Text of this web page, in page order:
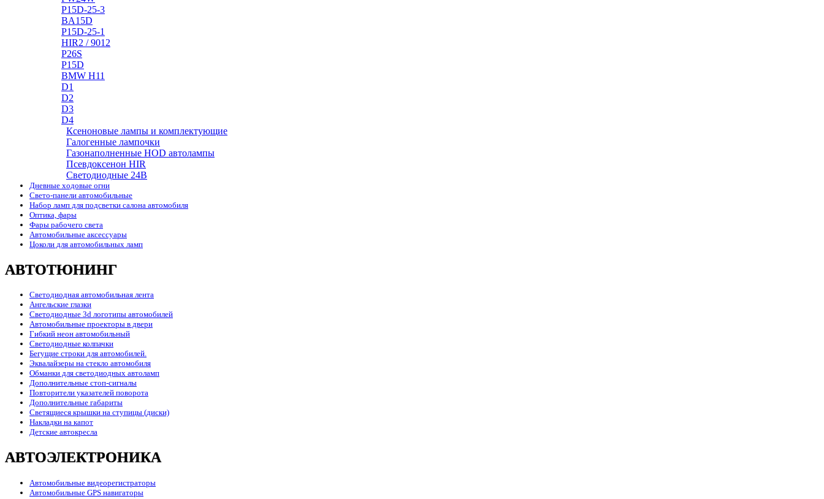
P15D-25-3
BA15D
P15D-25-1
HIR2 / 9012
P26S
P15D
BMW H11
D1
D2
D3
D4
Ксеноновые лампы и комплектующие
Галогенные лампочки
Газонаполненные HOD автолампы
Псевдоксенон HIR
Cветодиодные 24B
Дневные ходовые огни
Свето-панели автомобильные
Набор ламп для подсветки салона автомобиля
Оптика, фары
Фары рабочего света
Автомобильные аксессуары
Цоколи для автомобильных ламп
АВТОТЮНИНГ
Светодиодная автомобильная лента
Ангельские глазки
Светодиодные 3d логотипы автомобилей
Автомобильные проекторы в двери
Гибкий неон автомобильный
Светодиодные колпачки
Бегущие строки для автомобилей.
Эквалайзеры на стекло автомобиля
Обманки для светодиодных автоламп
Дополнительные стоп-сигналы
Повторители указателей поворота
Дополнительные габариты
Светящиеся крышки на ступицы (диски)
Накладки на капот
Детские автокресла
АВТОЭЛЕКТРОНИКА
Автомобильные видеорегистраторы
Автомобильные GPS навигаторы